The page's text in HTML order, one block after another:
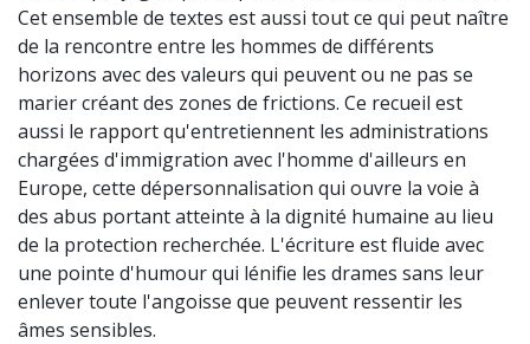
Cet ensemble de textes est aussi tout ce qui peut naître
de la rencontre entre les hommes de différents
horizons avec des valeurs qui peuvent ou ne pas se
marier créant des zones de frictions. Ce recueil est
aussi le rapport qu'entretiennent les administrations
chargées d'immigration avec l'homme d'ailleurs en
Europe, cette dépersonnalisation qui ouvre la voie à
des abus portant atteinte à la dignité humaine au lieu
de la protection recherchée. L'écriture est fluide avec
une pointe d'humour qui lénifie les drames sans leur
enlever toute l'angoisse que peuvent ressentir les
âmes sensibles.